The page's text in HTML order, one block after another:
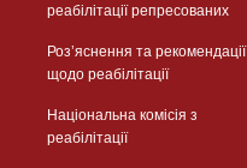
реабілітації репресованих
Розʼяснення та рекомендації
щодо реабілітації
Національна комісія з
реабілітації